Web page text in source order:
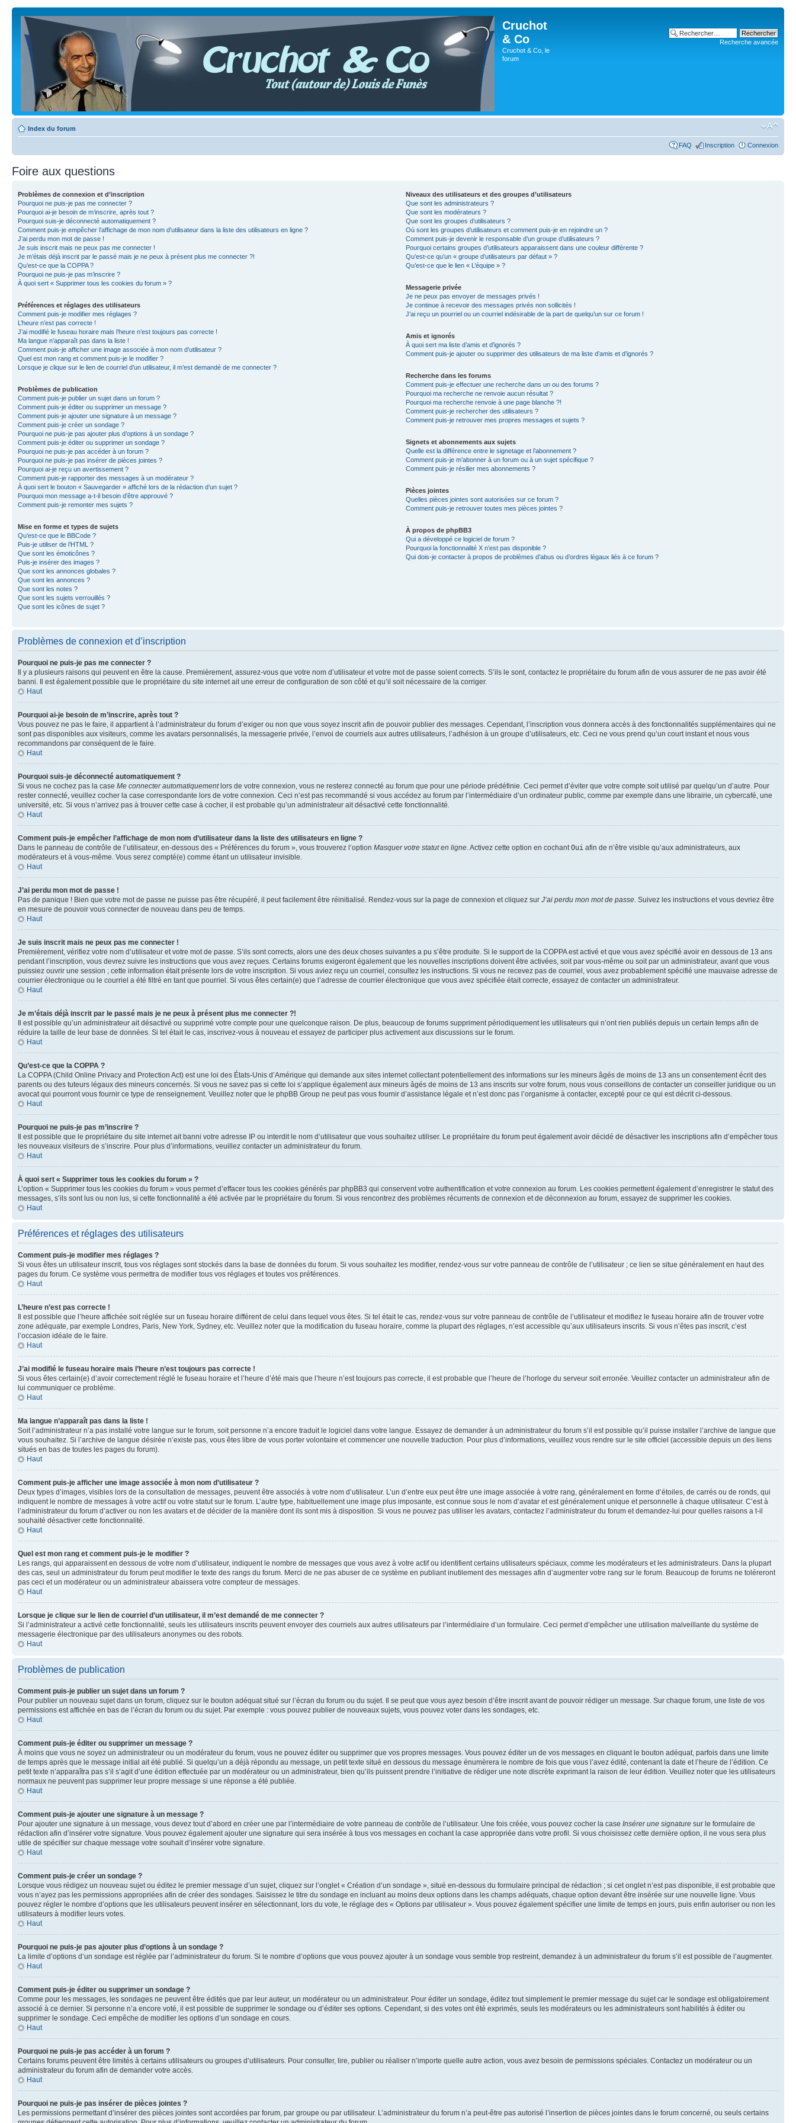
Cruchot
& Co
Cruchot & Co, le
forum
Recherche avancée
Index du forum
FAQ Inscription Connexion
Foire aux questions
Problèmes de connexion et d’inscription
Pourquoi ne puis-je pas me connecter ?
Pourquoi ai-je besoin de m’inscrire, après tout ?
Pourquoi suis-je déconnecté automatiquement ?
Comment puis-je empêcher l’affichage de mon nom d’utilisateur dans la liste des utilisateurs en ligne ?
J’ai perdu mon mot de passe !
Je suis inscrit mais ne peux pas me connecter !
Je m’étais déjà inscrit par le passé mais je ne peux à présent plus me connecter ?!
Qu’est-ce que la COPPA ?
Pourquoi ne puis-je pas m’inscrire ?
À quoi sert « Supprimer tous les cookies du forum » ?
Préférences et réglages des utilisateurs
Comment puis-je modifier mes réglages ?
L’heure n’est pas correcte !
J’ai modifié le fuseau horaire mais l’heure n’est toujours pas correcte !
Ma langue n’apparaît pas dans la liste !
Comment puis-je afficher une image associée à mon nom d’utilisateur ?
Quel est mon rang et comment puis-je le modifier ?
Lorsque je clique sur le lien de courriel d’un utilisateur, il m’est demandé de me connecter ?
Problèmes de publication
Comment puis-je publier un sujet dans un forum ?
Comment puis-je éditer ou supprimer un message ?
Comment puis-je ajouter une signature à un message ?
Comment puis-je créer un sondage ?
Pourquoi ne puis-je pas ajouter plus d’options à un sondage ?
Comment puis-je éditer ou supprimer un sondage ?
Pourquoi ne puis-je pas accéder à un forum ?
Pourquoi ne puis-je pas insérer de pièces jointes ?
Pourquoi ai-je reçu un avertissement ?
Comment puis-je rapporter des messages à un modérateur ?
À quoi sert le bouton « Sauvegarder » affiché lors de la rédaction d’un sujet ?
Pourquoi mon message a-t-il besoin d’être approuvé ?
Comment puis-je remonter mes sujets ?
Mise en forme et types de sujets
Qu’est-ce que le BBCode ?
Puis-je utiliser de l’HTML ?
Que sont les émoticônes ?
Puis-je insérer des images ?
Que sont les annonces globales ?
Que sont les annonces ?
Que sont les notes ?
Que sont les sujets verrouillés ?
Que sont les icônes de sujet ?
Niveaux des utilisateurs et des groupes d’utilisateurs
Que sont les administrateurs ?
Que sont les modérateurs ?
Que sont les groupes d’utilisateurs ?
Où sont les groupes d’utilisateurs et comment puis-je en rejoindre un ?
Comment puis-je devenir le responsable d’un groupe d’utilisateurs ?
Pourquoi certains groupes d’utilisateurs apparaissent dans une couleur différente ?
Qu’est-ce qu’un « groupe d’utilisateurs par défaut » ?
Qu’est-ce que le lien « L’équipe » ?
Messagerie privée
Je ne peux pas envoyer de messages privés !
Je continue à recevoir des messages privés non sollicités !
J’ai reçu un pourriel ou un courriel indésirable de la part de quelqu’un sur ce forum !
Amis et ignorés
À quoi sert ma liste d’amis et d’ignorés ?
Comment puis-je ajouter ou supprimer des utilisateurs de ma liste d’amis et d’ignorés ?
Recherche dans les forums
Comment puis-je effectuer une recherche dans un ou des forums ?
Pourquoi ma recherche ne renvoie aucun résultat ?
Pourquoi ma recherche renvoie à une page blanche ?!
Comment puis-je rechercher des utilisateurs ?
Comment puis-je retrouver mes propres messages et sujets ?
Signets et abonnements aux sujets
Quelle est la différence entre le signetage et l’abonnement ?
Comment puis-je m’abonner à un forum ou à un sujet spécifique ?
Comment puis-je résilier mes abonnements ?
Pièces jointes
Quelles pièces jointes sont autorisées sur ce forum ?
Comment puis-je retrouver toutes mes pièces jointes ?
À propos de phpBB3
Qui a développé ce logiciel de forum ?
Pourquoi la fonctionnalité X n’est pas disponible ?
Qui dois-je contacter à propos de problèmes d’abus ou d’ordres légaux liés à ce forum ?
Problèmes de connexion et d’inscription
Pourquoi ne puis-je pas me connecter ?
Il y a plusieurs raisons qui peuvent en être la cause. Premièrement, assurez-vous que votre nom d’utilisateur et votre mot de passe soient corrects. S’ils le sont, contactez le propriétaire du forum afin de vous assurer de ne pas avoir été
banni. Il est également possible que le propriétaire du site internet ait une erreur de configuration de son côté et qu’il soit nécessaire de la corriger.
Haut
Pourquoi ai-je besoin de m’inscrire, après tout ?
Vous pouvez ne pas le faire, il appartient à l’administrateur du forum d’exiger ou non que vous soyez inscrit afin de pouvoir publier des messages. Cependant, l’inscription vous donnera accès à des fonctionnalités supplémentaires qui ne
sont pas disponibles aux visiteurs, comme les avatars personnalisés, la messagerie privée, l’envoi de courriels aux autres utilisateurs, l’adhésion à un groupe d’utilisateurs, etc. Ceci ne vous prend qu’un court instant et nous vous
recommandons par conséquent de le faire.
Haut
Pourquoi suis-je déconnecté automatiquement ?
Si vous ne cochez pas la case Me connecter automatiquementlors de votre connexion, vous ne resterez connecté au forum que pour une période prédéfinie. Ceci permet d’éviter que votre compte soit utilisé par quelqu’un d’autre. Pour
rester connecté, veuillez cocher la case correspondante lors de votre connexion. Ceci n’est pas recommandé si vous accédez au forum par l’intermédiaire d’un ordinateur public, comme par exemple dans une librairie, un cybercafé, une
université, etc. Si vous n’arrivez pas à trouver cette case à cocher, il est probable qu’un administrateur ait désactivé cette fonctionnalité.
Haut
Comment puis-je empêcher l’affichage de mon nom d’utilisateur dans la liste des utilisateurs en ligne ?
Dans le panneau de contrôle de l’utilisateur, en-dessous des « Préférences du forum », vous trouverez l’option Masquer votre statut en ligne. Activez cette option en cochantOui afin de n’être visible qu’aux administrateurs, aux
modérateurs et à vous-même. Vous serez compté(e) comme étant un utilisateur invisible.
Haut
J’ai perdu mon mot de passe !
Pas de panique ! Bien que votre mot de passe ne puisse pas être récupéré, il peut facilement être réinitialisé. Rendez-vous sur la page de connexion et cliquez sur J’ai perdu mon mot de passe. Suivez les instructions et vous devriez être
en mesure de pouvoir vous connecter de nouveau dans peu de temps.
Haut
Je suis inscrit mais ne peux pas me connecter !
Premièrement, vérifiez votre nom d’utilisateur et votre mot de passe. S’ils sont corrects, alors une des deux choses suivantes a pu s’être produite. Si le support de la COPPA est activé et que vous avez spécifié avoir en dessous de 13 ans
pendant l’inscription, vous devrez suivre les instructions que vous avez reçues. Certains forums exigeront également que les nouvelles inscriptions doivent être activées, soit par vous-même ou soit par un administrateur, avant que vous
puissiez ouvrir une session ; cette information était présente lors de votre inscription. Si vous aviez reçu un courriel, consultez les instructions. Si vous ne recevez pas de courriel, vous avez probablement spécifié une mauvaise adresse de
courrier électronique ou le courriel a été filtré en tant que pourriel. Si vous êtes certain(e) que l’adresse de courrier électronique que vous avez spécifiée était correcte, essayez de contacter un administrateur.
Haut
Je m’étais déjà inscrit par le passé mais je ne peux à présent plus me connecter ?!
Il est possible qu’un administrateur ait désactivé ou supprimé votre compte pour une quelconque raison. De plus, beaucoup de forums suppriment périodiquement les utilisateurs qui n’ont rien publiés depuis un certain temps afin de
réduire la taille de leur base de données. Si tel était le cas, inscrivez-vous à nouveau et essayez de participer plus activement aux discussions sur le forum.
Haut
Qu’est-ce que la COPPA ?
La COPPA (Child Online Privacy and Protection Act) est une loi des États-Unis d’Amérique qui demande aux sites internet collectant potentiellement des informations sur les mineurs âgés de moins de 13 ans un consentement écrit des
parents ou des tuteurs légaux des mineurs concernés. Si vous ne savez pas si cette loi s’applique également aux mineurs âgés de moins de 13 ans inscrits sur votre forum, nous vous conseillons de contacter un conseiller juridique ou un
avocat qui pourront vous fournir ce type de renseignement. Veuillez noter que le phpBB Group ne peut pas vous fournir d’assistance légale et n’est donc pas l’organisme à contacter, excepté pour ce qui est décrit ci-dessous.
Haut
Pourquoi ne puis-je pas m’inscrire ?
Il est possible que le propriétaire du site internet ait banni votre adresse IP ou interdit le nom d’utilisateur que vous souhaitez utiliser. Le propriétaire du forum peut également avoir décidé de désactiver les inscriptions afin d’empêcher tous
les nouveaux visiteurs de s’inscrire. Pour plus d’informations, veuillez contacter un administrateur du forum.
Haut
À quoi sert « Supprimer tous les cookies du forum » ?
L’option « Supprimer tous les cookies du forum » vous permet d’effacer tous les cookies générés par phpBB3 qui conservent votre authentification et votre connexion au forum. Les cookies permettent également d’enregistrer le statut des
messages, s’ils sont lus ou non lus, si cette fonctionnalité a été activée par le propriétaire du forum. Si vous rencontrez des problèmes récurrents de connexion et de déconnexion au forum, essayez de supprimer les cookies.
Haut
Préférences et réglages des utilisateurs
Comment puis-je modifier mes réglages ?
Si vous êtes un utilisateur inscrit, tous vos réglages sont stockés dans la base de données du forum. Si vous souhaitez les modifier, rendez-vous sur votre panneau de contrôle de l’utilisateur ; ce lien se situe généralement en haut des
pages du forum. Ce système vous permettra de modifier tous vos réglages et toutes vos préférences.
Haut
L’heure n’est pas correcte !
Il est possible que l’heure affichée soit réglée sur un fuseau horaire différent de celui dans lequel vous êtes. Si tel était le cas, rendez-vous sur votre panneau de contrôle de l’utilisateur et modifiez le fuseau horaire afin de trouver votre
zone adéquate, par exemple Londres, Paris, New York, Sydney, etc. Veuillez noter que la modification du fuseau horaire, comme la plupart des réglages, n’est accessible qu’aux utilisateurs inscrits. Si vous n’êtes pas inscrit, c’est
l’occasion idéale de le faire.
Haut
J’ai modifié le fuseau horaire mais l’heure n’est toujours pas correcte !
Si vous êtes certain(e) d’avoir correctement réglé le fuseau horaire et l’heure d’été mais que l’heure n’est toujours pas correcte, il est probable que l’heure de l’horloge du serveur soit erronée. Veuillez contacter un administrateur afin de
lui communiquer ce problème.
Haut
Ma langue n’apparaît pas dans la liste !
Soit l’administrateur n’a pas installé votre langue sur le forum, soit personne n’a encore traduit le logiciel dans votre langue. Essayez de demander à un administrateur du forum s’il est possible qu’il puisse installer l’archive de langue que
vous souhaitez. Si l’archive de langue désirée n’existe pas, vous êtes libre de vous porter volontaire et commencer une nouvelle traduction. Pour plus d’informations, veuillez vous rendre sur le site officiel (accessible depuis un des liens
situés en bas de toutes les pages du forum).
Haut
Comment puis-je afficher une image associée à mon nom d’utilisateur ?
Deux types d’images, visibles lors de la consultation de messages, peuvent être associés à votre nom d’utilisateur. L’un d’entre eux peut être une image associée à votre rang, généralement en forme d’étoiles, de carrés ou de ronds, qui
indiquent le nombre de messages à votre actif ou votre statut sur le forum. L’autre type, habituellement une image plus imposante, est connue sous le nom d’avatar et est généralement unique et personnelle à chaque utilisateur. C’est à
l’administrateur du forum d’activer ou non les avatars et de décider de la manière dont ils sont mis à disposition. Si vous ne pouvez pas utiliser les avatars, contactez l’administrateur du forum et demandez-lui pour quelles raisons a t-il
souhaité désactiver cette fonctionnalité.
Haut
Quel est mon rang et comment puis-je le modifier ?
Les rangs, qui apparaissent en dessous de votre nom d’utilisateur, indiquent le nombre de messages que vous avez à votre actif ou identifient certains utilisateurs spéciaux, comme les modérateurs et les administrateurs. Dans la plupart
des cas, seul un administrateur du forum peut modifier le texte des rangs du forum. Merci de ne pas abuser de ce système en publiant inutilement des messages afin d’augmenter votre rang sur le forum. Beaucoup de forums ne toléreront
pas ceci et un modérateur ou un administrateur abaissera votre compteur de messages.
Haut
Lorsque je clique sur le lien de courriel d’un utilisateur, il m’est demandé de me connecter ?
Si l’administrateur a activé cette fonctionnalité, seuls les utilisateurs inscrits peuvent envoyer des courriels aux autres utilisateurs par l’intermédiaire d’un formulaire. Ceci permet d’empêcher une utilisation malveillante du système de
messagerie électronique par des utilisateurs anonymes ou des robots.
Haut
Problèmes de publication
Comment puis-je publier un sujet dans un forum ?
Pour publier un nouveau sujet dans un forum, cliquez sur le bouton adéquat situé sur l’écran du forum ou du sujet. Il se peut que vous ayez besoin d’être inscrit avant de pouvoir rédiger un message. Sur chaque forum, une liste de vos
permissions est affichée en bas de l’écran du forum ou du sujet. Par exemple : vous pouvez publier de nouveaux sujets, vous pouvez voter dans les sondages, etc.
Haut
Comment puis-je éditer ou supprimer un message ?
À moins que vous ne soyez un administrateur ou un modérateur du forum, vous ne pouvez éditer ou supprimer que vos propres messages. Vous pouvez éditer un de vos messages en cliquant le bouton adéquat, parfois dans une limite
de temps après que le message initial ait été publié. Si quelqu’un a déjà répondu au message, un petit texte situé en dessous du message énumèrera le nombre de fois que vous l’avez édité, contenant la date et l’heure de l’édition. Ce
petit texte n’apparaîtra pas s’il s’agit d’une édition effectuée par un modérateur ou un administrateur, bien qu’ils puissent prendre l’initiative de rédiger une note discrète exprimant la raison de leur édition. Veuillez noter que les utilisateurs
normaux ne peuvent pas supprimer leur propre message si une réponse a été publiée.
Haut
Comment puis-je ajouter une signature à un message ?
Pour ajouter une signature à un message, vous devez tout d’abord en créer une par l’intermédiaire de votre panneau de contrôle de l’utilisateur. Une fois créée, vous pouvez cocher la case Insérer une signature sur le formulaire de
rédaction afin d’insérer votre signature. Vous pouvez également ajouter une signature qui sera insérée à tous vos messages en cochant la case appropriée dans votre profil. Si vous choisissez cette dernière option, il ne vous sera plus
utile de spécifier sur chaque message votre souhait d’insérer votre signature.
Haut
Comment puis-je créer un sondage ?
Lorsque vous rédigez un nouveau sujet ou éditez le premier message d’un sujet, cliquez sur l’onglet « Création d’un sondage », situé en-dessous du formulaire principal de rédaction ; si cet onglet n’est pas disponible, il est probable que
vous n’ayez pas les permissions appropriées afin de créer des sondages. Saisissez le titre du sondage en incluant au moins deux options dans les champs adéquats, chaque option devant être insérée sur une nouvelle ligne. Vous
pouvez régler le nombre d’options que les utilisateurs peuvent insérer en sélectionnant, lors du vote, le réglage des « Options par utilisateur ». Vous pouvez également spécifier une limite de temps en jours, puis enfin autoriser ou non les
utilisateurs à modifier leurs votes.
Haut
Pourquoi ne puis-je pas ajouter plus d’options à un sondage ?
La limite d’options d’un sondage est réglée par l’administrateur du forum. Si le nombre d’options que vous pouvez ajouter à un sondage vous semble trop restreint, demandez à un administrateur du forum s’il est possible de l’augmenter.
Haut
Comment puis-je éditer ou supprimer un sondage ?
Comme pour les messages, les sondages ne peuvent être édités que par leur auteur, un modérateur ou un administrateur. Pour éditer un sondage, éditez tout simplement le premier message du sujet car le sondage est obligatoirement
associé à ce dernier. Si personne n’a encore voté, il est possible de supprimer le sondage ou d’éditer ses options. Cependant, si des votes ont été exprimés, seuls les modérateurs ou les administrateurs sont habilités à éditer ou
supprimer le sondage. Ceci empêche de modifier les options d’un sondage en cours.
Haut
Pourquoi ne puis-je pas accéder à un forum ?
Certains forums peuvent être limités à certains utilisateurs ou groupes d’utilisateurs. Pour consulter, lire, publier ou réaliser n’importe quelle autre action, vous avez besoin de permissions spéciales. Contactez un modérateur ou un
administrateur du forum afin de demander votre accès.
Haut
Pourquoi ne puis-je pas insérer de pièces jointes ?
Les permissions permettant d’insérer des pièces jointes sont accordées par forum, par groupe ou par utilisateur. L’administrateur du forum n’a peut-être pas autorisé l’insertion de pièces jointes dans le forum concerné, ou seuls certains